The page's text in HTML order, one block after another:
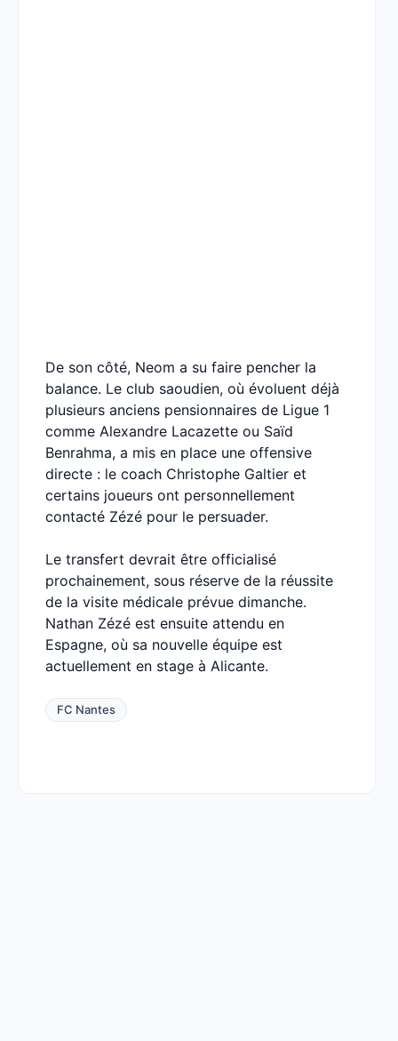
De son côté, Neom a su faire pencher la
balance. Le club saoudien, où évoluent déjà
plusieurs anciens pensionnaires de Ligue 1
comme Alexandre Lacazette ou Saïd
Benrahma, a mis en place une offensive
directe : le coach Christophe Galtier et
certains joueurs ont personnellement
contacté Zézé pour le persuader.
Le transfert devrait être officialisé
prochainement, sous réserve de la réussite
de la visite médicale prévue dimanche.
Nathan Zézé est ensuite attendu en
Espagne, où sa nouvelle équipe est
actuellement en stage à Alicante.
FC Nantes